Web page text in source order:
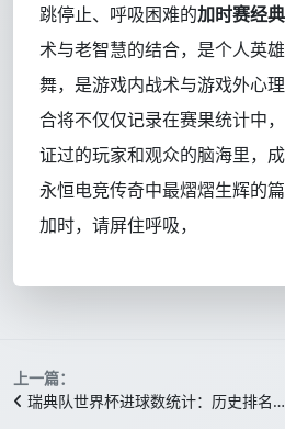
跳停止、呼吸困难的加时赛经典
术与老智慧的结合，是个人英
舞，是游戏内战术与游戏外心
合将不仅仅记录在赛果统计中
证过的玩家和观众的脑海里，
永恒电竞传奇中最熠熠生辉的
加时，请屏住呼吸，
上一篇：
瑞典队世界杯进球数统计：历史排名…